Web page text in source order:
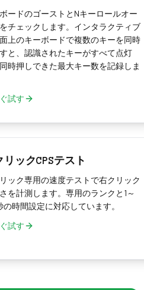
ードのゴーストとNキーロールオー
チェックします。インタラクティブ
上のキーボードで複数のキーを同時
と、認識されたキーがすべて点灯
時押しできた最大キー数を記録しま
試す
リックCPSテスト
ック専用の速度テストで右クリック
を計測します。専用のランクと1～
の時間設定に対応しています。
試す